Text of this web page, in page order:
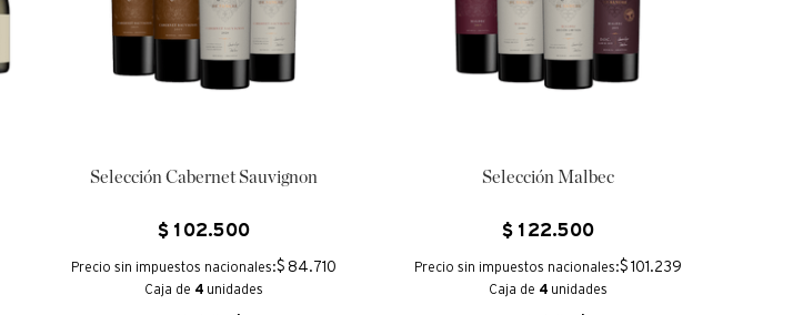
Selección Cabernet Sauvignon
$ 102.500
Precio sin impuestos nacionales:$ 84.710
Caja de 4 unidades
Selección Malbec
$ 122.500
Precio sin impuestos nacionales:$ 101.239
Caja de 4 unidades